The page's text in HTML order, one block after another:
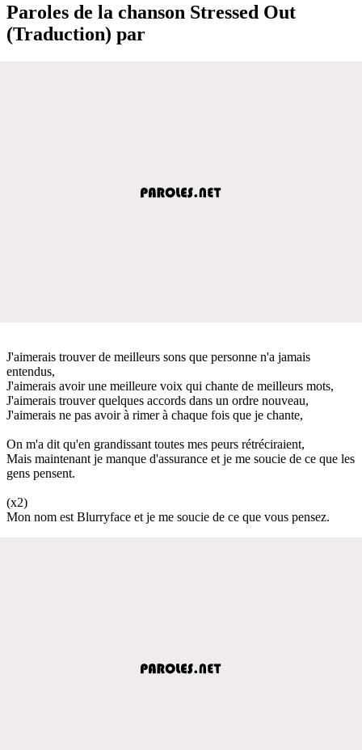
Paroles de la chanson Stressed Out
(Traduction) par
J'aimerais trouver de meilleurs sons que personne n'a jamais
entendus,
J'aimerais avoir une meilleure voix qui chante de meilleurs mots,
J'aimerais trouver quelques accords dans un ordre nouveau,
J'aimerais ne pas avoir à rimer à chaque fois que je chante,
On m'a dit qu'en grandissant toutes mes peurs rétréciraient,
Mais maintenant je manque d'assurance et je me soucie de ce que les
gens pensent.
(x2)
Mon nom est Blurryface et je me soucie de ce que vous pensez.